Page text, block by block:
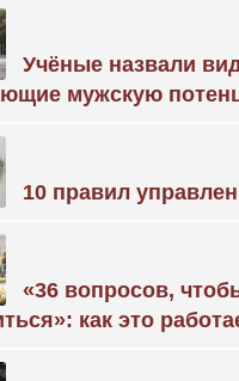
Учёные назвали
мужскую
10 правил
«36 вопросов,
как это